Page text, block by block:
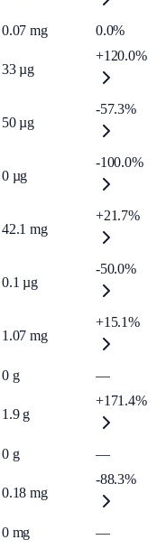
0.07 mg 0.0%
33 µg
+120.0%
50 µg
-57.3%
0 µg
-100.0%
42.1 mg
+21.7%
0.1 µg
-50.0%
1.07 mg
+15.1%
0 g —
1.9 g
+171.4%
0 g
—
0.18 mg
-88.3%
0 mg —